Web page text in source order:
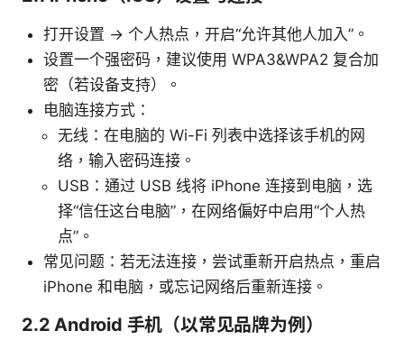
打开设置 -> 个人热点，开启“允许其他人加入”。
设置一个强密码，建议使用 WPA3&WPA2 复合加
密（若设备支持）。
电脑连接方式：
无线：在电脑的 Wi-Fi 列表中选择该手机的网
络，输入密码连接。
USB：通过 USB 线将 iPhone 连接到电脑，选
择“信任这台电脑”，在网络偏好中启用“个人热
点”。
常见问题：若无法连接，尝试重新开启热点，重启
iPhone 和电脑，或忘记网络后重新连接。
2.2 Android 手机（以常见品牌为例）